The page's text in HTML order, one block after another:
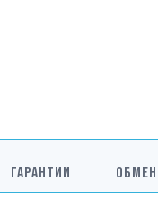
Дробильное
ГАРАНТИИ